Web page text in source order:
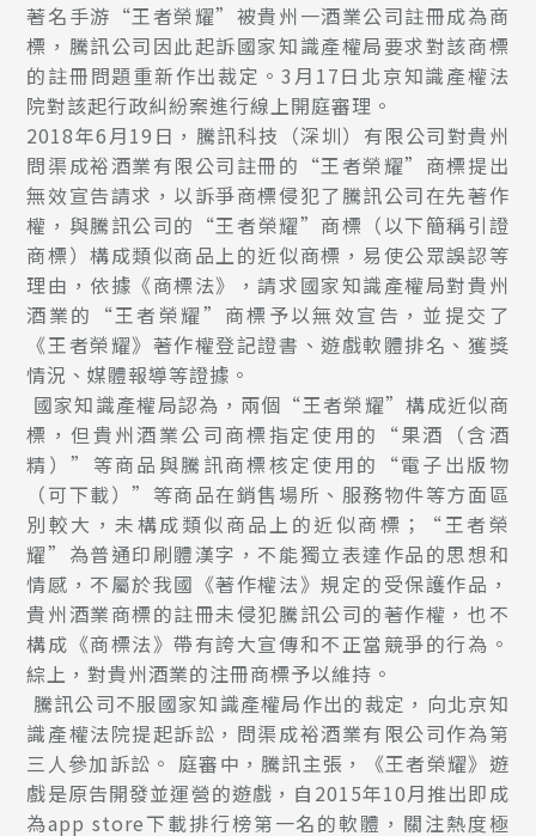
著名手游“王者榮耀”被貴州一酒業公司註冊成為商
標，騰訊公司因此起訴國家知識產權局要求對該商標
的註冊問題重新作出裁定。3月17日北京知識產權法
院對該起行政糾紛案進行線上開庭審理。
2018年6月19日，騰訊科技（深圳）有限公司對貴州
問渠成裕酒業有限公司註冊的“王者榮耀”商標提出
無效宣告請求，以訴爭商標侵犯了騰訊公司在先著作
權，與騰訊公司的“王者榮耀”商標（以下簡稱引證
商標）構成類似商品上的近似商標，易使公眾誤認等
理由，依據《商標法》，請求國家知識產權局對貴州
酒業的“王者榮耀”商標予以無效宣告，並提交了
《王者榮耀》著作權登記證書、遊戲軟體排名、獲獎
情況、媒體報導等證據。
國家知識產權局認為，兩個“王者榮耀”構成近似商
標，但貴州酒業公司商標指定使用的“果酒（含酒
精）”等商品與騰訊商標核定使用的“電子出版物
（可下載）”等商品在銷售場所、服務物件等方面區
別較大，未構成類似商品上的近似商標；“王者榮
耀”為普通印刷體漢字，不能獨立表達作品的思想和
情感，不屬於我國《著作權法》規定的受保護作品，
貴州酒業商標的註冊未侵犯騰訊公司的著作權，也不
構成《商標法》帶有誇大宣傳和不正當競爭的行為。
綜上，對貴州酒業的注冊商標予以維持。
騰訊公司不服國家知識產權局作出的裁定，向北京知
識產權法院提起訴訟，問渠成裕酒業有限公司作為第
三人參加訴訟。 庭審中，騰訊主張，《王者榮耀》遊
戲是原告開發並運營的遊戲，自2015年10月推出即成
為app store下載排行榜第一名的軟體，關注熱度極